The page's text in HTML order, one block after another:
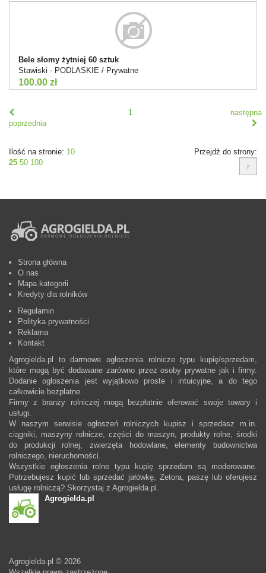
Bele słomy żytniej 60 sztuk
Stawiski - PODLASKIE / Prywatne
100.00 zł
poprzednia
1 następna
Ilość na stronie: 10
25 50 100
Przejdź do strony:
Strona główna
O nas
Mapa kategorii
Kredyty dla rolników
Regulamin
Polityka prywatności
Reklama
Kontakt
Agrogielda.pl to darmowe ogłoszenia rolnicze typu kupię/sprzedam,
które mogą być dodawane zarówno przez osoby prywatne jak i firmy.
Dodanie ogłoszenia jest wyjątkowo proste i intuicyjne, a do tego
całkowicie bezpłatne.
Firmy z branży rolniczej mogą bezpłatnie oferować swoje towary i
usługi.
W naszym serwisie ogłoszeń rolniczych kupisz i sprzedasz m.in.
ciągniki, maszyny rolnicze, części do maszyn, produkty rolne, środki
do produkcji rolnej, zwierzęta hodowlane, elementy budownictwa
rolniczego, nieruchomości.
Wszystkie ogłoszenia rolne typu kupię sprzedam są moderowane.
Potrzebujesz kupić lub sprzedać jałówkę, Zetora, paszę lub oferujesz
usługę rolniczą? Skorzystaj z Agrogielda.pl.
Agrogielda.pl
Agrogielda.pl © 2026